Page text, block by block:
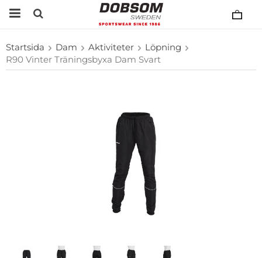
Startsida Dam Aktiviteter
Löpning
R90 Vinter Träningsbyxa Dam Svart